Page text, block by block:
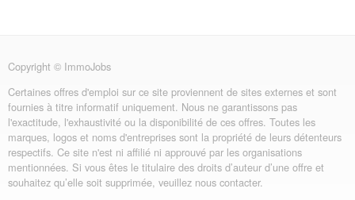
Copyright © ImmoJobs
Certaines offres d'emploi sur ce site proviennent de sites externes et sont
fournies à titre informatif uniquement. Nous ne garantissons pas
l'exactitude, l'exhaustivité ou la disponibilité de ces offres. Toutes les
marques, logos et noms d'entreprises sont la propriété de leurs détenteurs
respectifs. Ce site n'est ni affilié ni approuvé par les organisations
mentionnées. Si vous êtes le titulaire des droits d’auteur d’une offre et
souhaitez qu’elle soit supprimée, veuillez nous contacter.